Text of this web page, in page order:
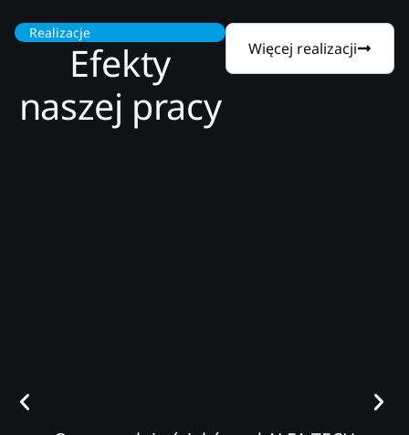
Realizacje
Efekty
naszej pracy
Więcej realizacji